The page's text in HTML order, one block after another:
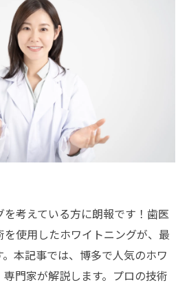
考えている方に朗報です！歯医
使用したホワイトニングが、最
本記事では、博多で人気のホワ
門家が解説します。プロの技術